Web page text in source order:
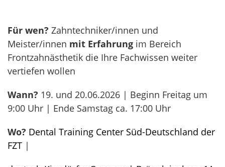
Für wen? Zahntechniker/innen und
Meister/innen mit Erfahrung im Bereich
Frontzahnästhetik die Ihre Fachwissen weiter
vertiefen wollen
Wann? 19. und 20.06.2026 | Beginn Freitag um
9:00 Uhr | Ende Samstag ca. 17:00 Uhr
Wo? Dental Training Center Süd-Deutschland der
FZT |